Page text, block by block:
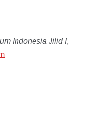
Indonesia Jilid I,